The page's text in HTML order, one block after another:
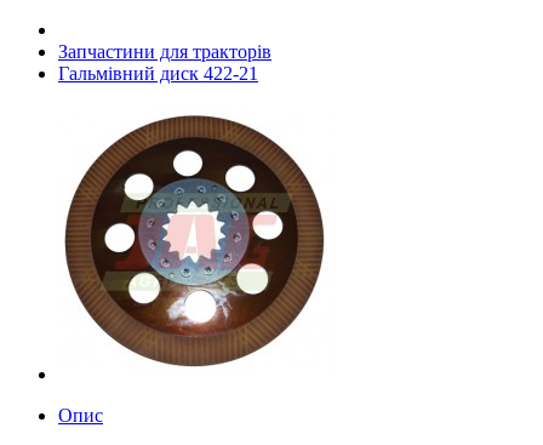
Запчастини для тракторів
Гальмівний диск 422-21
Опис